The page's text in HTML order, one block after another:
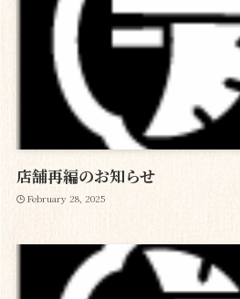
店舗再編のお知らせ
February 28, 2025